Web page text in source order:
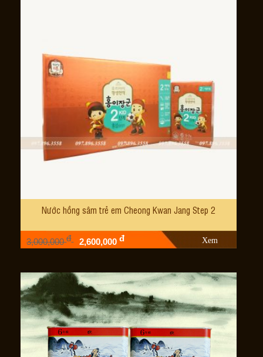
Nước hồng sâm trẻ em Cheong Kwan Jang Step 2
3,000,000đ 2,600,000đ Xem